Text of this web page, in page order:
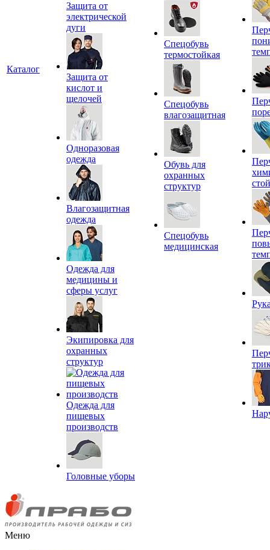
Каталог
Защита от
электрической
дуги
Защита от
кислот и
щелочей
Одноразовая
одежда
Влагозащитная
одежда
Одежда для
медицины и
сферы услуг
Экипировка для
охранных
структур
Одежда для
пищевых
производств
Головные уборы
Спецобувь
термостойкая
Спецобувь
влагозащитная
Обувь для
охранных
структур
Спецобувь
медицинская
Меню